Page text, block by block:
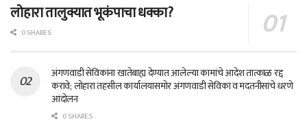
लोहारा तालुक्यात भूकंपाचा धक्का?
0 SHARES
अंगणवाडी सेविकांना खातेबाह्य देण्यात आलेल्या कामांचे आदेश तात्काळ रद्द
करावे; लोहारा तहसील कार्यालयासमोर अंगणवाडी सेविका व मदतनीसांचे धरणे
आंदोलन
0 SHARES